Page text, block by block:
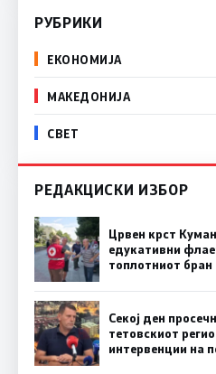
РУБРИКИ
ЕКОНОМИЈА
МАКЕДОНИЈА
СВЕТ
РЕДАКЦИСКИ ИЗБОР
Црвен крст
едукативни
топлотниот бран
Секој ден
тетовскиот
интервенции на